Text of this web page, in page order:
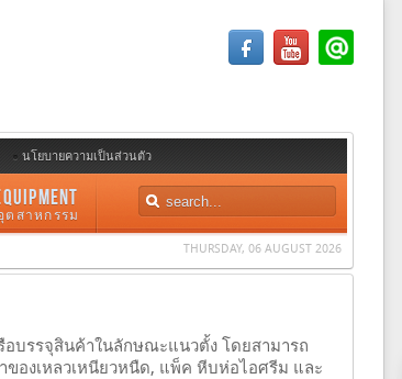
นโยบายความเป็นส่วนตัว
ตสาหกรรม
THURSDAY, 06 AUGUST 2026
อบรรจุสินค้าในลักษณะแนวตั้ง โดยสามารถ
องเหลวเหนียวหนืด, แพ็ค หีบห่อไอศรีม และ